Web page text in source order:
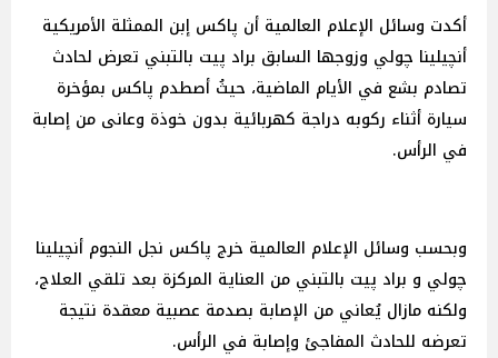
أكدت وسائل الإعلام العالمية أن پاكس إبن الممثلة الأمريكية
أنچيلينا چولي وزوجها السابق براد پيت بالتبني تعرض لحادث
تصادم بشع في الأيام الماضية، حيثُ أصطدم پاكس بمؤخرة
سيارة أثناء ركوبه دراجة كهربائية بدون خوذة وعانى من إصابة
في الرأس.
وبحسب وسائل الإعلام العالمية خرج پاكس نجل النجوم أنچيلينا
چولي و براد پيت بالتبني من العناية المركزة بعد تلقي العلاج،
ولكنه مازال يُعاني من الإصابة بصدمة عصبية معقدة نتيجة
تعرضه للحادث المفاجئ وإصابة في الرأس.